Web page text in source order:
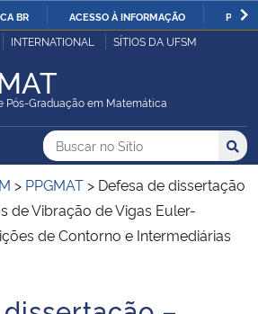
IR
BR ACESSO À INFORMAÇÃO
Pública
INTERNATIONAL SÍTIOS DA UFSM
Pós-Graduação em Matemática
do Sítio
Busca
Buscar no no Sítio
Busca:
> PPGMAT > Defesa de dissertação
de Vibração de Vigas Euler-
de Contorno e Intermediárias